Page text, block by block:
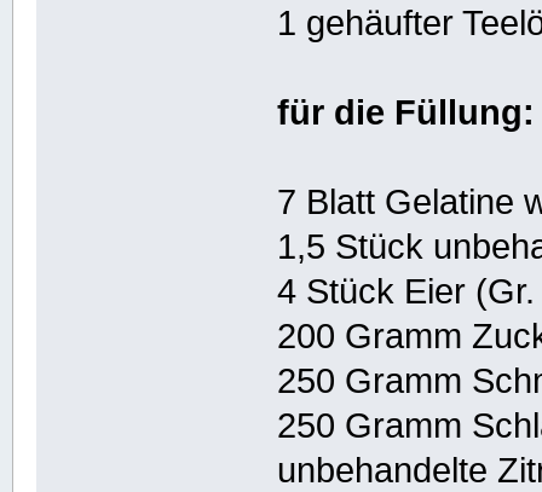
1 gehäufter
für die Füllung:
7 Blatt Gelatine
1,5 Stück
4 Stück Eier
200 Gramm
250 Gramm
250 Gramm
unbehandelte